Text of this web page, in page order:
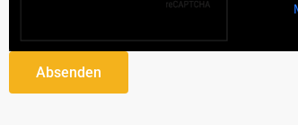
Absenden